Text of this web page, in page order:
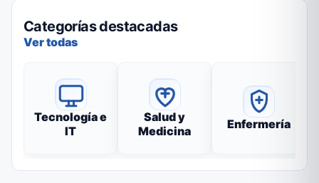
Categorías destacadas
Ver todas
Tecnología e
IT
Salud y
Medicina
Enfermería